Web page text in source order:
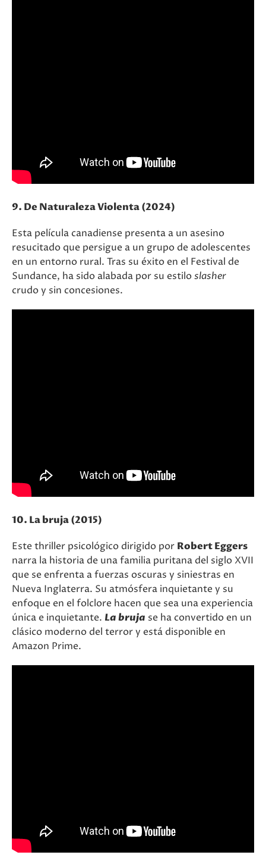
9. De Naturaleza Violenta (2024)
Esta película canadiense presenta a un asesino
resucitado que persigue a un grupo de adolescentes
en un entorno rural. Tras su éxito en el Festival de
Sundance, ha sido alabada por su estiloslasher
crudo y sin concesiones​.
10. La bruja (2015)
Este thriller psicológico dirigido por Robert Eggers
narra la historia de una familia puritana del siglo XVII
que se enfrenta a fuerzas oscuras y siniestras en
Nueva Inglaterra. Su atmósfera inquietante y su
enfoque en el folclore hacen que sea una experiencia
única e inquietante. La bruja se ha convertido en un
clásico moderno del terror y está disponible en
Amazon Prime​.